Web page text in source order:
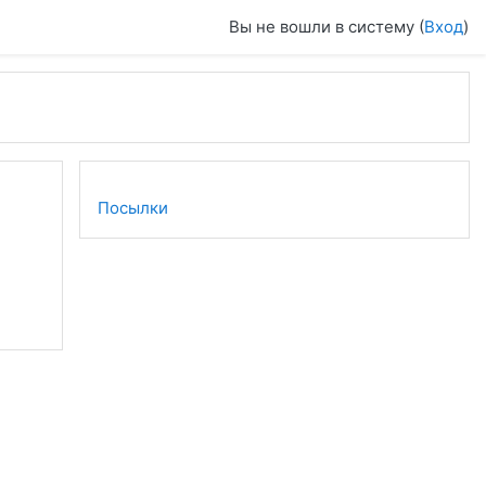
Вы не вошли в систему (Вход)
Посылки